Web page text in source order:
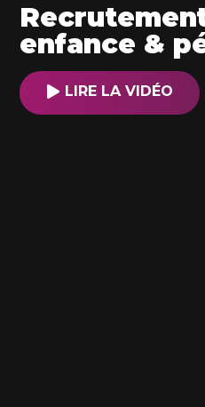
enfance &
LIRE LA VIDÉO